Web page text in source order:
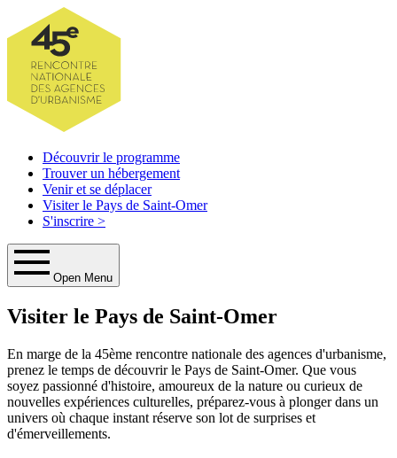
Découvrir le programme
Trouver un hébergement
Venir et se déplacer
Visiter le Pays de Saint-Omer
S'inscrire >
Open Menu
Visiter le Pays de Saint-Omer
En marge de la 45ème rencontre nationale des agences d'urbanisme,
prenez le temps de découvrir le Pays de Saint-Omer. Que vous
soyez passionné d'histoire, amoureux de la nature ou curieux de
nouvelles expériences culturelles, préparez-vous à plonger dans un
univers où chaque instant réserve son lot de surprises et
d'émerveillements.